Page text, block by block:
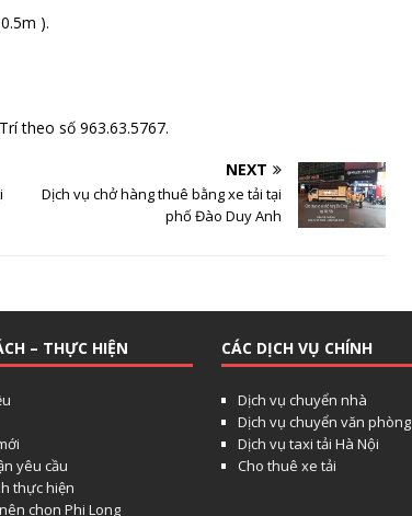
).
theo số 963.63.5767.
NEXT
Dịch vụ chở hàng thuê bằng xe tải tại
phố Đào Duy Anh
– THỰC HIỆN
yêu cầu
thực hiện
chọn Phi Long
CÁC DỊCH VỤ CHÍNH
Dịch vụ chuyển nhà
Dịch vụ chuyển văn phòng
Dịch vụ taxi tải Hà Nội
Cho thuê xe tải